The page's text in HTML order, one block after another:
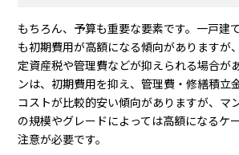
もちろん、予算も重要な要素です。一戸建
も初期費用が高額になる傾向がありますが
定資産税や管理費などが抑えられる場合が
ンは、初期費用を抑え、管理費・修繕積立
コストが比較的安い傾向がありますが、マ
の規模やグレードによっては高額になるケ
注意が必要です。